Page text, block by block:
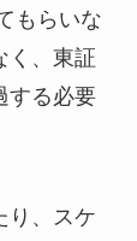
もらいな
く、東証
する必要
り、スケ